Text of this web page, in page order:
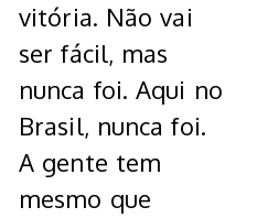
vitória. Não vai
ser fácil, mas
nunca foi. Aqui no
Brasil, nunca foi.
A gente tem
mesmo que